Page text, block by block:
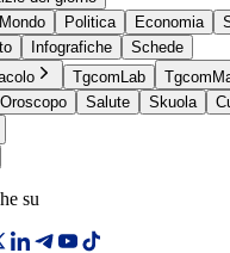
Mondo Politica Economia
Infografiche
Schede
TgcomLab
Oroscopo Salute Skuola
su